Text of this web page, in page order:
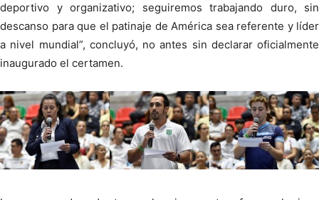
deportivo y organizativo; seguiremos trabajando duro, sin
descanso para que el patinaje de América sea referente y líder
a nivel mundial”, concluyó, no antes sin declarar oficialmente
inaugurado el certamen.